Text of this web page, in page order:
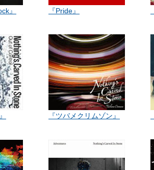
』 『Pride』
『ツバメクリムゾン』